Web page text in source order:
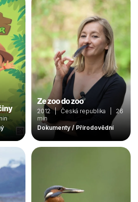
Ze zoo do zoo
2012 | Česká republika | 26
min
Dokumenty / Přírodovědní